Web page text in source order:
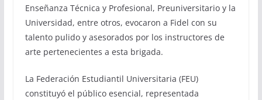
Enseñanza Técnica y Profesional, Preuniversitario y la
Universidad, entre otros, evocaron a Fidel con su
talento pulido y asesorados por los instructores de
arte pertenecientes a esta brigada.
La Federación Estudiantil Universitaria (FEU)
constituyó el público esencial, representada